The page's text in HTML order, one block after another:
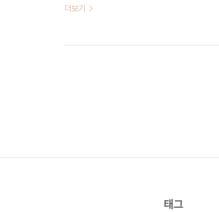
았다. 새 이론의 공동저자인 캐나다 리
게 생성되었는가 하는 것도 설명할 수
더보기
태그